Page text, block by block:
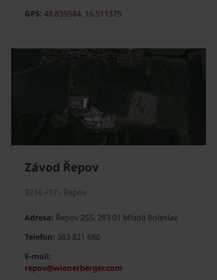
GPS: 48.835584, 16.511375
Závod Řepov
3216 +17 - Řepov
Adresa: Řepov 255, 293 01 Mladá Boleslav
Telefon: 383 821 680
E-mail:
repov@wienerberger.com